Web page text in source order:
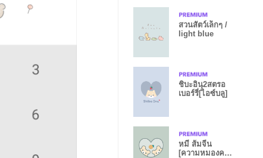
สวนสัตว์เล็กๆ /
light blue
ชิบะอินุ2สตรอ
เบอร์รี่[ไอซ์บลู]
หมี ส้มจีน
[ความหมองคล้ำ